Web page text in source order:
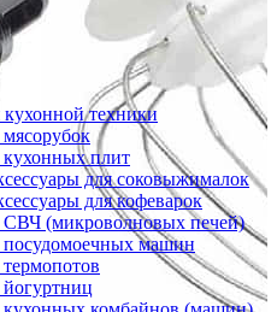
кухонной техники
мясорубок
кухонных плит
для соковыжималок
для кофеварок
СВЧ (микроволновых печей)
посудомоечных машин
йогуртниц